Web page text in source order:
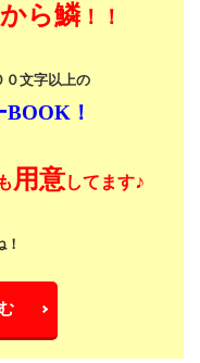
から鱗！！
文字以上の
！
も 用意してます♪